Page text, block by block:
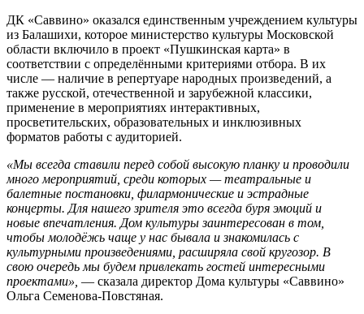
ДК «Саввино» оказался единственным учреждением культуры
из Балашихи, которое министерство культуры Московской
области включило в проект «Пушкинская карта» в
соответствии с определёнными критериями отбора. В их
числе — наличие в репертуаре народных произведений, а
также русской, отечественной и зарубежной классики,
применение в мероприятиях интерактивных,
просветительских, образовательных и инклюзивных
форматов работы с аудиторией.
«Мы всегда ставили перед собой высокую планку и проводили
много мероприятий, среди которых — театральные и
балетные постановки, филармонические и эстрадные
концерты. Для нашего зрителя это всегда буря эмоций и
новые впечатления. Дом культуры заинтересован в том,
чтобы молодёжь чаще у нас бывала и знакомилась с
культурными произведениями, расширяла свой кругозор. В
свою очередь мы будем привлекать гостей интересными
проектами», — сказала директор Дома культуры «Саввино»
Ольга Семенова-Повстяная.